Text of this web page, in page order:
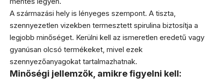
A származási hely is lényeges szempont. A tiszta,
szennyezetlen vizekben termesztett spirulina biztosítja a
legjobb minőséget. Kerülni kell az ismeretlen eredetű vagy
gyanúsan olcsó termékeket, mivel ezek
szennyezőanyagokat tartalmazhatnak.
Minőségi jellemzők, amikre figyelni kell: